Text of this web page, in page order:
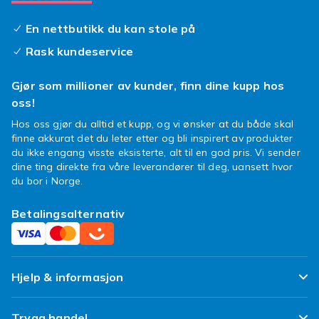
effektive til formålet! Hvis du har spørsmål om
bestillingen din eller ønsker å klage på kjøpet
hjelper vi deg med saken din. Vær imidlertid
forseglingen er brutt.
Munnskyll og munnspray er et
godt supplement
Hvis du vil ta vare på din munnhelse, ha frisk
pust og også redusere risikoen for hull i
tennene, bør du virkelig investere i et godt
munnskyll. Velg et fluorberiket munnskyll og
kombiner det med en frisk munnspray som du
kan ta med deg i løpet av dagen, slik at du
ikke trenger å bekymre deg for hvitløksånde
En nettbutikk du kan stole på
Rask kundeservice
Gjør som millioner av kunder, finn dine kupp hos
oss!
Hos oss gjør du alltid et kupp, og vi ønsker at du både skal
finne akkurat det du leter etter og bli inspirert av produkter
du ikke engang visste eksisterte, alt til en god pris. Vi sender
dine ting direkte fra våre leverandører til deg, uansett hvor
du bor i Norge.
Betalingsalternativ
Hjelp & informasjon
Ofte stilte spørsmål